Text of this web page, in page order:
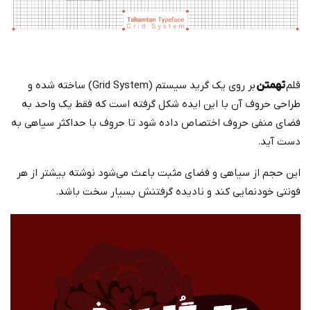
قلمتهمتن
بر روی یک گرید سیستم (Grid System) ساخته شده و
طراحی حروف آن با این ایده شکل گرفته است که فقط یک واحد به
فضای منفی حروف اختصاص داده شود تا حروف با حداکثر سیاهی به
دست آید.
این حجم از سیاهی و فضای مثبت باعث می‌شود نوشته بیشتر از هر
فونتی خودنمایی کند و نادیده گرفتنش بسیار سخت باشد.